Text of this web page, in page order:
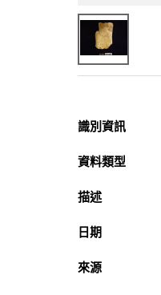
識別資訊
資料類型
描述
日期
來源